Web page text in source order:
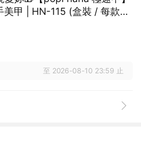
美甲 | HN-115 (盒裝 / 每款24
物 母親節禮物 生日禮物 表
至 2026-08-10 23:59 止